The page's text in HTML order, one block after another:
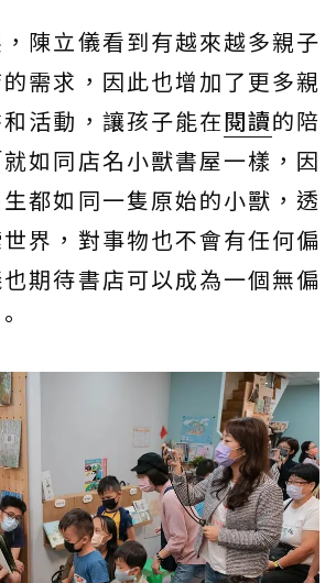
陳立儀看到有越來越多親子
需求，因此也增加了更多親
活動，讓孩子能在閱讀的陪
如同店名小獸書屋一樣，因
都如同一隻原始的小獸，透
界，對事物也不會有任何偏
期待書店可以成為一個無偏